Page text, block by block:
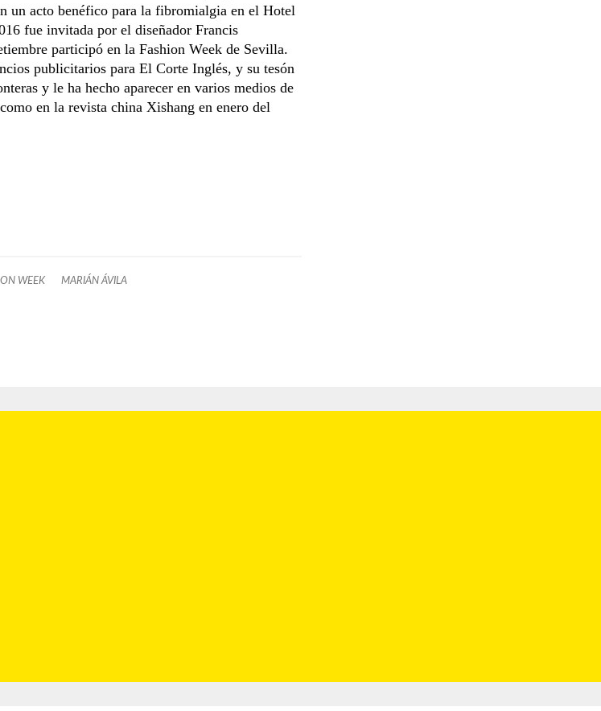
un acto benéfico para la fibromialgia en el Hotel
fue invitada por el diseñador Francis
participó en la Fashion Week de Sevilla.
publicitarios para El Corte Inglés, y su tesón
y le ha hecho aparecer en varios medios de
en la revista china Xishang en enero del
WEEK MARIÁN ÁVILA